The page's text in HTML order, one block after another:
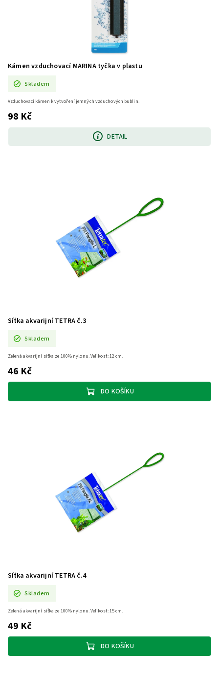
Kámen vzduchovací MARINA tyčka v plastu
Skladem
98 Kč
DETAIL
Vzduchovací kámen k vytvoření jemných vzduchových bublin.
Síťka akvarijní TETRA č.3
Skladem
46 Kč
DO KOŠÍKU
Zelená akvarijní síťka ze 100% nylonu. Velikost: 12 cm.
Síťka akvarijní TETRA č.4
Skladem
49 Kč
DO KOŠÍKU
Zelená akvarijní síťka ze 100% nylonu. Velikost: 15 cm.